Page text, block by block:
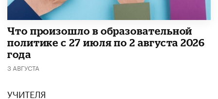
​Что произошло в образовательной
политике с 27 июля по 2 августа 2026
года
3 АВГУСТА
УЧИТЕЛЯ